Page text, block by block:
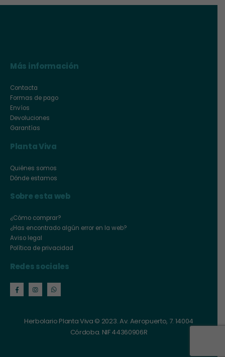
Más información
Contacta
Formas de pago
Envíos
Devoluciones
Garantías
Planta Viva
Quiénes somos
Dónde estamos
Sobre esta web
¿Cómo comprar?
¿Has encontrado algún error en la web?
Aviso legal
Política de privacidad
Redes sociales
Herbolario Planta Viva © 2023. Av. Aeropuerto, 7. 14004
Córdoba. NIF 44360906R